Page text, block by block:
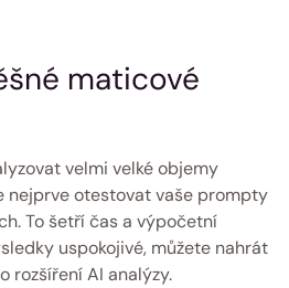
maticové
velmi velké objemy
nejprve otestovat vaše prompty
To šetří čas a výpočetní
uspokojivé, můžete nahrát
rozšíření AI analýzy.